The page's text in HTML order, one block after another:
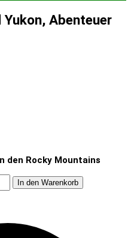
Yukon, Abenteuer
den Rocky Mountains